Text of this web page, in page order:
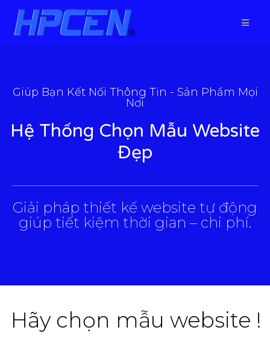
Giúp Bạn Kết Nối Thông Tin - Sản Phẩm Mọi
Nơi
Hệ Thống Chọn Mẫu Website
Đẹp
Giải pháp thiết kế website tự động
giúp tiết kiệm thời gian – chi phí.
Hãy chọn mẫu website !